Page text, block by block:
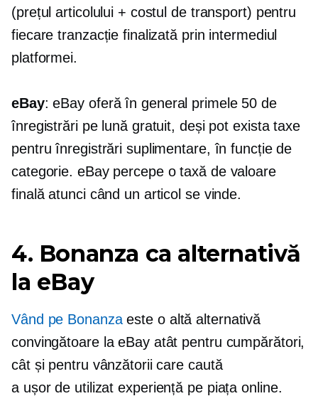
(prețul articolului + costul de transport) pentru
fiecare tranzacție finalizată prin intermediul
platformei.
eBay: eBay oferă în general primele 50 de
înregistrări pe lună gratuit, deși pot exista taxe
pentru înregistrări suplimentare, în funcție de
categorie. eBay percepe o taxă de valoare
finală atunci când un articol se vinde.
4. Bonanza ca alternativă
la eBay
Vând pe Bonanzaeste o altă alternativă
convingătoare la eBay atât pentru cumpărători,
cât și pentru vânzătorii care caută
a ușor de utilizat experiență pe piața online.